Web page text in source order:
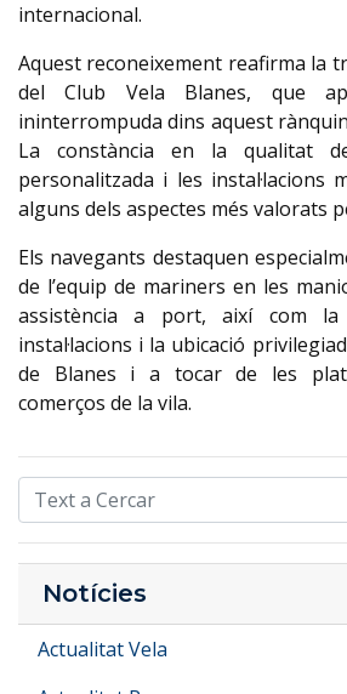
internacional.
Aquest reconeixement reafirma la
del Club Vela Blanes, que
ininterrompuda dins aquest
La constància en la qualitat
personalitzada i les instal·lacions
alguns dels aspectes més valorats
Els navegants destaquen
de l’equip de mariners en les
assistència a port, així com
instal·lacions i la ubicació
de Blanes i a tocar de les
comerços de la vila.
Notícies
Actualitat Vela